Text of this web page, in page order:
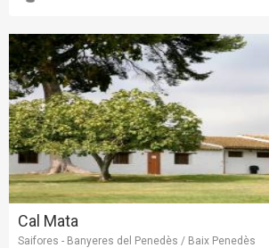
Cal Mata
Saifores - Banyeres del Penedès / Baix Penedès